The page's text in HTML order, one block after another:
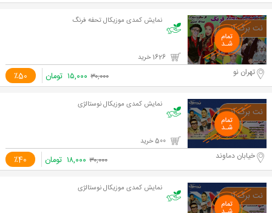
نمایش کمدی موزیکال تحفه فرنگ
٪50 تهران نو ۳۰,۰۰۰ ۱۵,۰۰۰ تومان
نمایش کمدی موزیکال نوستالژی
٪40 خیابان دماوند ۳۰,۰۰۰ ۱۸,۰۰۰ تومان
نمایش کمدی موزیکال نوستالژی